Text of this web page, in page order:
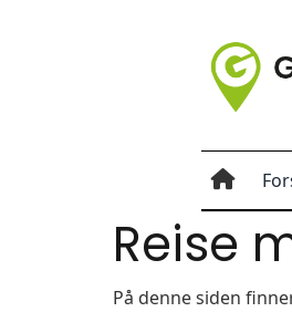
Reise
På denne siden